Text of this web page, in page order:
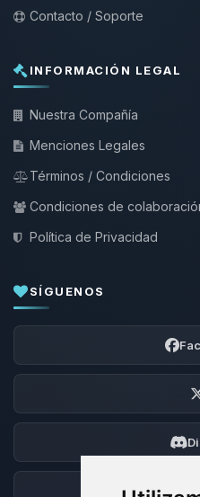
Contacto / Soporte
INFORMACIÓN LEGAL
Nuestra Compañía
Menciones Legales
Términos / Condiciones
Condiciones de
Política de Privacidad
SÍGUENOS